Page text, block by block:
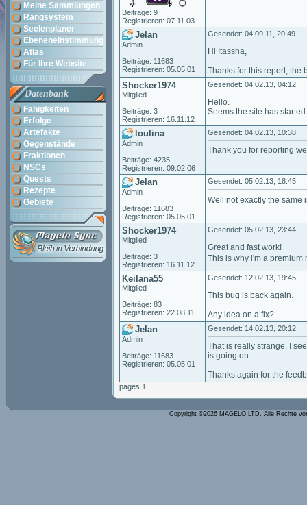
Meine Sammlungen
Rangsystem
Seelenplaner
Ebeneneinstimmung
Atlas
Für Ihre Website
Datenbank
Fähigkeiten
Erfolge
Artefakte
Gegenstände
Fraktionen
NSCs
Quests
Rezepte
Gebiete
Beiträge: 9
Registrieren: 07.11.03
Jelan
Admin
Beiträge: 11683
Registrieren: 05.05.01
Gesendet: 04.09.11, 20:49
Hi Itassha,
Thanks for this report, the
Shocker1974
Mitglied
Beiträge: 3
Registrieren: 16.11.12
Gesendet: 04.02.13, 04:12
Hello.
Seems the site has
loulina
Admin
Beiträge: 4235
Registrieren: 09.02.06
Gesendet: 04.02.13, 10:38
Thank you for reporting
Jelan
Admin
Beiträge: 11683
Registrieren: 05.05.01
Gesendet: 05.02.13, 18:45
Well not exactly the same
Shocker1974
Mitglied
Beiträge: 3
Registrieren: 16.11.12
Gesendet: 05.02.13, 23:44
Great and fast work!
This is why i'm a premium
Keilana55
Mitglied
Beiträge: 83
Registrieren: 22.08.11
Gesendet: 12.02.13, 19:45
This bug is back again.
Any idea on a fix?
Jelan
Admin
Beiträge: 11683
Registrieren: 05.05.01
Gesendet: 14.02.13, 20:12
That is really strange, I
is going on...
Thanks again for the
pages 1
Copyright ©2026 MAGELO LTD. Alle Rechte